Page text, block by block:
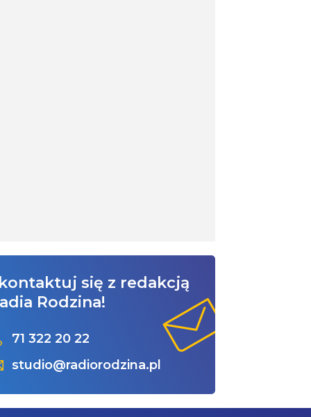
się z redakcją
Rodzina!
71 322 20 22
studio@radiorodzina.pl